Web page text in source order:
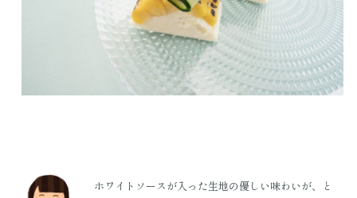
ホワイトソースが入った生地の優しい味わいが、と